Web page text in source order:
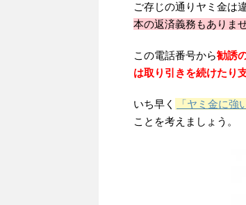
ご存じの通りヤミ金は
本の返済義務もありませ
この電話番号から勧誘
は取り引きを続けたり
いち早く 「ヤミ金に
ことを考えましょう。